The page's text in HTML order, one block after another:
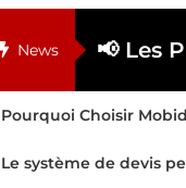
News 📢 Les
Pourquoi Choisir
Le système de devis